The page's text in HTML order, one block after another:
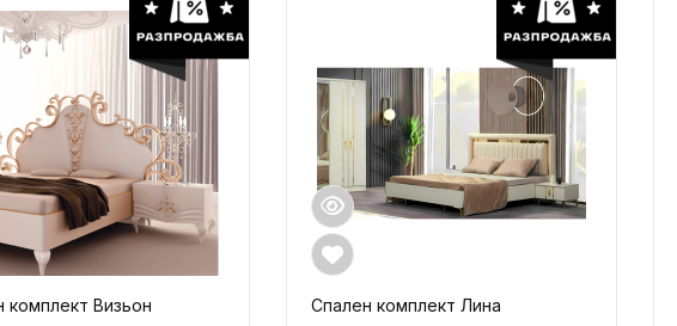
комплект Визьон Спален комплект Лина